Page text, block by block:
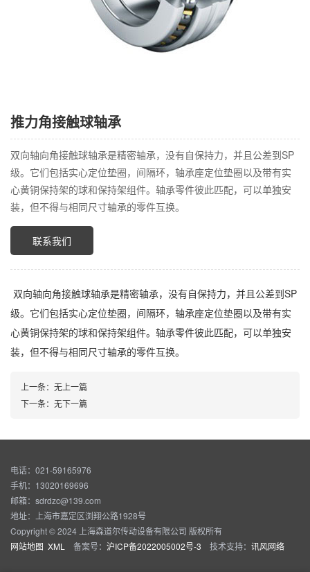
推力角接触球轴承
双向轴向角接触球轴承是精密轴承，没有自保持力，并且公差到SP
级。它们包括实心定位垫圈，间隔环，轴承座定位垫圈以及带有实
心黄铜保持架的球和保持架组件。轴承零件彼此匹配，可以单独安
装，但不得与相同尺寸轴承的零件互换。
联系我们
双向轴向角接触球轴承是精密轴承，没有自保持力，并且公差到SP
级。它们包括实心定位垫圈，间隔环，轴承座定位垫圈以及带有实
心黄铜保持架的球和保持架组件。轴承零件彼此匹配，可以单独安
装，但不得与相同尺寸轴承的零件互换。
上一条： 无上一篇
下一条： 无下一篇
电话：021-59165976
手机：13020169696
邮箱：sdrdzc@139.com
地址：上海市嘉定区浏翔公路1928号
Copyright © 2024 上海森道尔传动设备有限公司 版权所有
网站地图 XML 备案号： 沪ICP备2022005002号-3 技术支持： 讯风网络